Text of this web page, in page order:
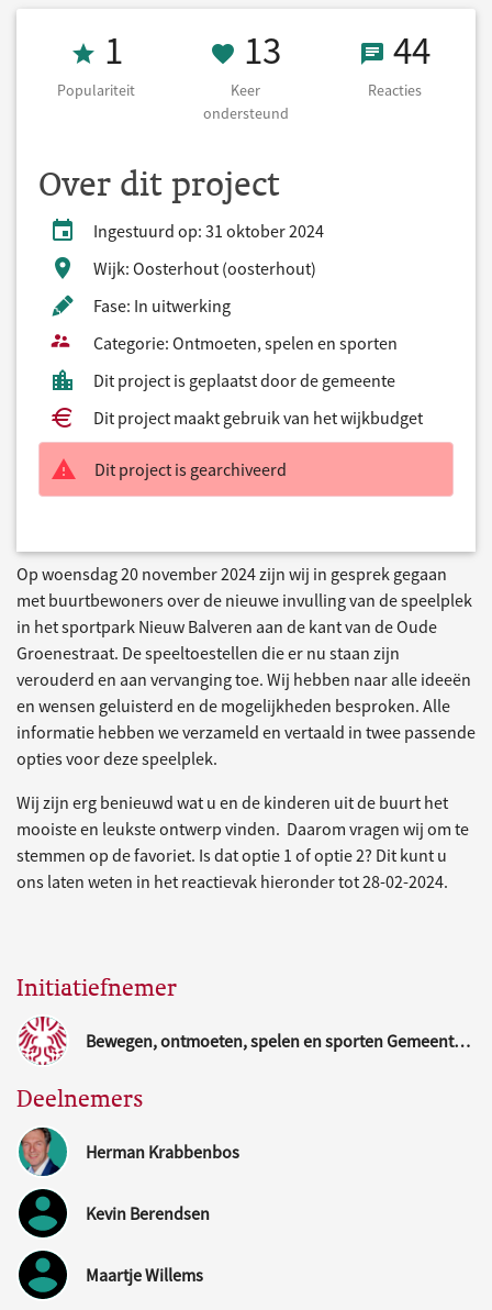
Populariteit 1
1
Populariteit
13 Keer
13
Keer
ondersteund
4444
Reacties
Over dit project
Ingestuurd op: 31 oktober 2024
Wijk: Oosterhout (oosterhout)
Fase: In uitwerking
Categorie: Ontmoeten, spelen en sporten
Dit project is geplaatst door de gemeente
Dit project maakt gebruik van het wijkbudget
Dit project is gearchiveerd
Op woensdag 20 november 2024 zijn wij in gesprek gegaan
met buurtbewoners over de nieuwe invulling van de speelplek
in het sportpark Nieuw Balveren aan de kant van de Oude
Groenestraat. De speeltoestellen die er nu staan zijn
verouderd en aan vervanging toe. Wij hebben naar alle ideeën
en wensen geluisterd en de mogelijkheden besproken. Alle
informatie hebben we verzameld en vertaald in twee passende
opties voor deze speelplek.
Wij zijn erg benieuwd wat u en de kinderen uit de buurt het
mooiste en leukste ontwerp vinden. Daarom vragen wij om te
stemmen op de favoriet. Is dat optie 1 of optie 2? Dit kunt u
ons laten weten in het reactievak hieronder tot 28-02-2024.
Initiatiefnemer
Bewegen, ontmoeten, spelen en sporten Gemeente Nijmegen
Deelnemers
Herman Krabbenbos
Kevin Berendsen
Maartje Willems